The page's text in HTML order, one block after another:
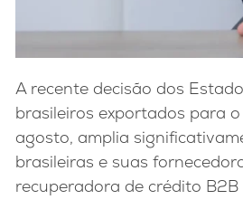
A recente decisão dos
brasileiros exportados para
agosto, amplia
brasileiras e suas
recuperadora de crédito B2B